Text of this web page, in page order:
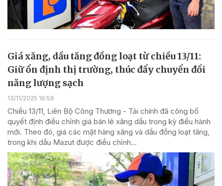
Giá xăng, dầu tăng đồng loạt từ chiều 13/11:
Giữ ổn định thị trường, thúc đẩy chuyển đổi
năng lượng sạch
13/11/2025 16:59
Chiều 13/11, Liên Bộ Công Thương - Tài chính đã công bố
quyết định điều chỉnh giá bán lẻ xăng dầu trong kỳ điều hành
mới. Theo đó, giá các mặt hàng xăng và dầu đồng loạt tăng,
trong khi dầu Mazut được điều chỉnh...